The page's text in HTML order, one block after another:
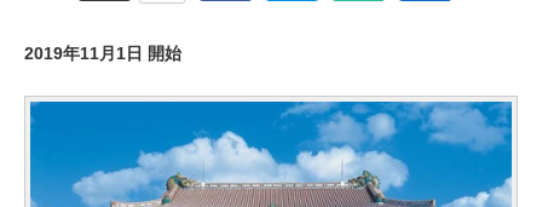
2019年11月1日 開始